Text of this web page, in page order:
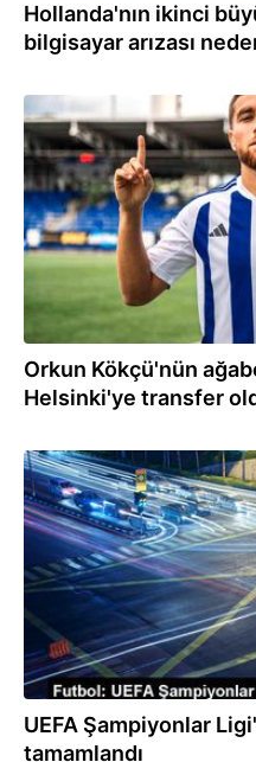
Hollanda'nın ikinci
bilgisayar arızası
31.07.2024
Orkun Kökçü'nün
Helsinki'ye transfer
13.12.2023
UEFA Şampiyonlar
tamamlandı